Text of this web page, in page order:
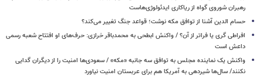
رهبران شوروی گواه از ریاکاری ایدئولوژی‌هاست
حسام الدین آشنا از توافق مکه نوشت؛ قواعد جنگ تغییر می‌کند؟
افراطی گری یا فراتر از آن؟ / واکنش ابطحی به محمدباقر خرازی: حرف‌های او افتتاح شعبه رسمی
داعش است
واکنش یک نماینده مجلس به توافق سه جانبه «مکه» / سعودی‌ها امنیت را از دیگران گدایی
نکنند/ سال‌ها شیردهی به آمریکا هم برای عربستان امنیت نیاورد